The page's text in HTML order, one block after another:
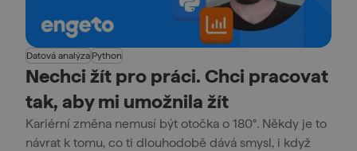
Datová analýza Python
Nechci žít pro práci. Chci pracovat
tak, aby mi umožnila žít
Kariérní změna nemusí být otočka o 180°. Někdy je to
návrat k tomu, co ti dlouhodobě dává smysl, i když